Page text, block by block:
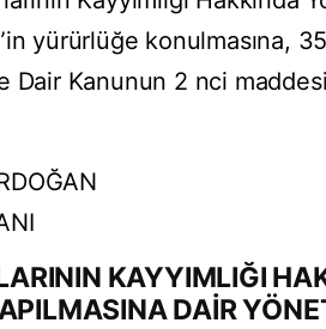
yürürlüğe konulmasına,
Dair Kanunun 2 nci
KAYYIMLIĞI
DAİR